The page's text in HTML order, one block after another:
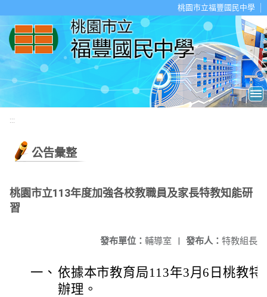
桃園市立福豐國民中學
:::
公告彙整
桃園市立113年度加強各校教職員及家長特教知能研
習
發布人： 特教組長
發布單位： 輔導室 |
一、 依據本市教育局113年3月6日桃教特
辦理。